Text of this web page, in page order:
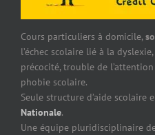
Cours particuliers à domicile,
l’échec scolaire lié à la
précocité, trouble de
phobie scolaire.
Seule structure d’aide scolaire
Nationale.
Une équipe pluridisciplinaire